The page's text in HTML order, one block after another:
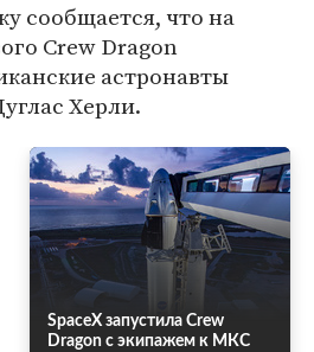
сообщается, что на
Crew Dragon
астронавты
Херли.
SpaceX запустила Crew
Dragon с экипажем к МКС